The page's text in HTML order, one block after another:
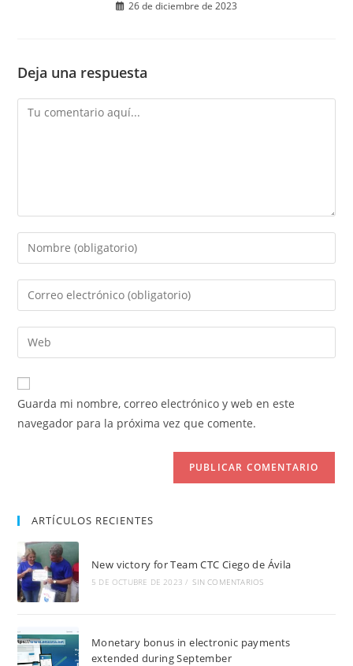
26 de diciembre de 2023
Deja una respuesta
Comentario
Introduce
tu
nombre
de
usuario
para
comentar
Introduce
tu
dirección
de
electrónico
para
comentar
Introduce
la
URL
de
Guarda mi nombre, correo electrónico y web en este
navegador para la próxima vez que comente.
ARTÍCULOS RECIENTES
New victory for Team CTC Ciego de Ávila
5 DE OCTUBRE DE 2023 / SIN COMENTARIOS
Monetary bonus in electronic payments
extended during September